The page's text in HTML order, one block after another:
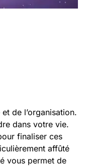
et de l’organisation.
dans votre vie.
finaliser ces
affûté
vous permet de